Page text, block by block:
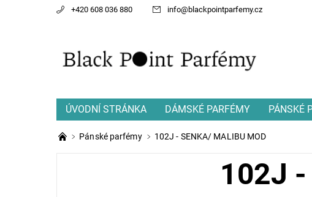
+420 608 036 880 info@ blackpointparfemy.cz
ÚVODNÍ STRÁNKA DÁMSKÉ PARFÉMY PÁNSKÉ
Pánské parfémy 102J - SENKA/ MALIBU MOD
102J -